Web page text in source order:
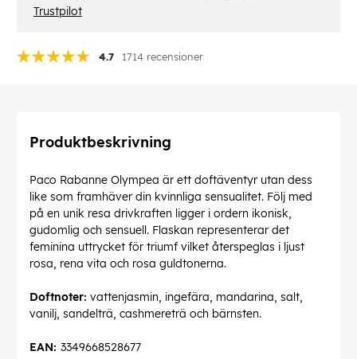
4.7 1714 recensioner
Trustpilot
Produktbeskrivning
Paco Rabanne Olympea är ett doftäventyr utan dess
like som framhäver din kvinnliga sensualitet. Följ med
på en unik resa drivkraften ligger i ordern ikonisk,
gudomlig och sensuell. Flaskan representerar det
feminina uttrycket för triumf vilket återspeglas i ljust
rosa, rena vita och rosa guldtonerna.
Doftnoter: vattenjasmin, ingefära, mandarina, salt,
vanilj, sandelträ, cashmereträ och bärnsten.
3349668528677
EAN: